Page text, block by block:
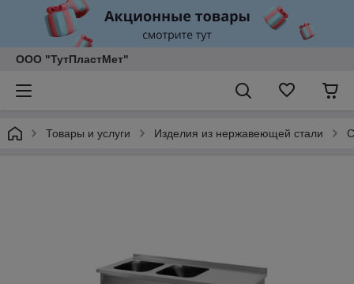
ООО "ТутПластМет"
Товары и услуги Изделия из нержавеющей стали